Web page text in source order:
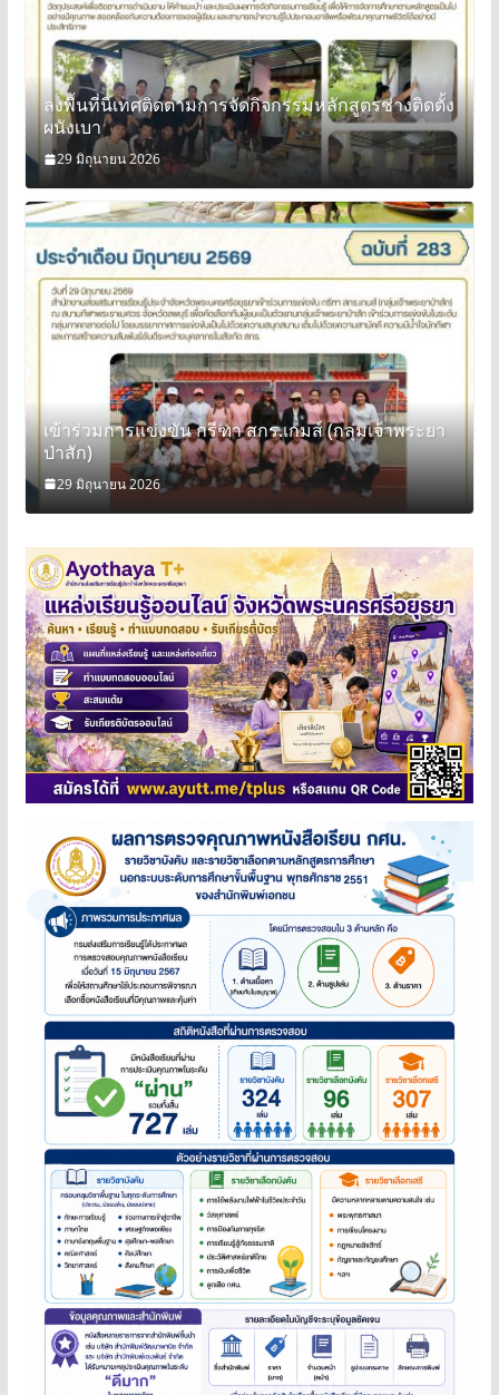
ลงพื้นที่นิเทศติดตามการจัดกิจกรรมหลักสูตรช่างติดตั้ง
ผนังเบา
29 มิถุนายน 2026
เข้าร่วมการแข่งขัน กรีฑา สกร.เกมส์ (กลุ่มเจ้าพระยา
ป่าสัก)
29 มิถุนายน 2026